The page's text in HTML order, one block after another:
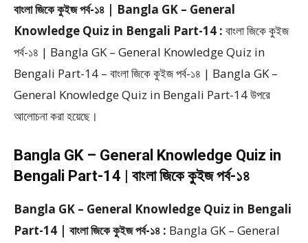
বাংলা জিকে কুইজ পর্ব-১৪ | Bangla GK – General
Knowledge Quiz in Bengali Part-14 : বাংলা জিকে কুইজ
পর্ব-১৪ | Bangla GK – General Knowledge Quiz in
Bengali Part-14 – বাংলা জিকে কুইজ পর্ব-১৪ | Bangla GK –
General Knowledge Quiz in Bengali Part-14 উপরে
আলোচনা করা হয়েছে।
Bangla GK – General Knowledge Quiz in
Bengali Part-14 | বাংলা জিকে কুইজ পর্ব-১৪
Bangla GK – General Knowledge Quiz in Bengali
Part-14 | বাংলা জিকে কুইজ পর্ব-১৪ : Bangla GK – General